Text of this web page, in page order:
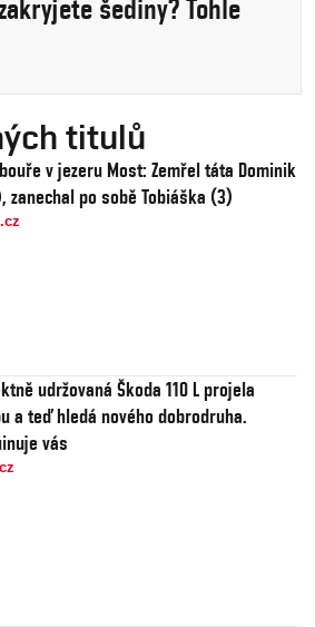
šediny? Tohle
titulů
v jezeru Most: Zemřel táta Dominik
zanechal po sobě Tobiáška (3)
udržovaná Škoda 110 L projela
a teď hledá nového dobrodruha.
vás